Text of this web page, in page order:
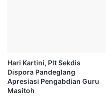
Hari Kartini, Plt Sekdis
Dispora Pandeglang
Apresiasi Pengabdian Guru
Masitoh